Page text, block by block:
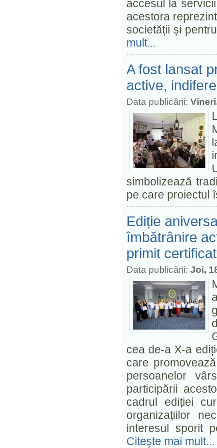
accesul la
acestora
societății și
mult...
A fost lansat
active,
Data publicării:
simbolizează
pe care proiectul
Ediție
îmbătrânire
primit
Data publicării: Joi,
cea de-a X-a
care
persoanelor
participării
cadrul ediției
organizațiilor
interesul sporit
Citeşte mai mult...